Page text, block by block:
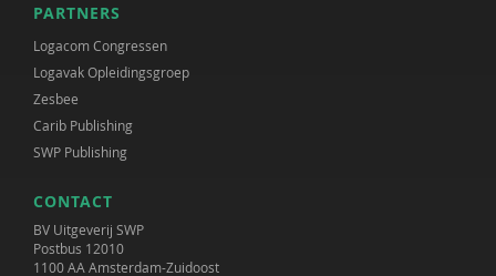
PARTNERS
Logacom Congressen
Logavak Opleidingsgroep
Zesbee
Carib Publishing
SWP Publishing
CONTACT
BV Uitgeverij SWP
Postbus 12010
1100 AA Amsterdam-Zuidoost